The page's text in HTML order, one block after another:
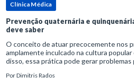
Clínica Médica
Prevenção quaternária e
deve saber
O conceito de atuar precocemente nos
amplamente inculcado na cultura popular
disso, essa prática pode gerar problemas
PorDimitris Rados